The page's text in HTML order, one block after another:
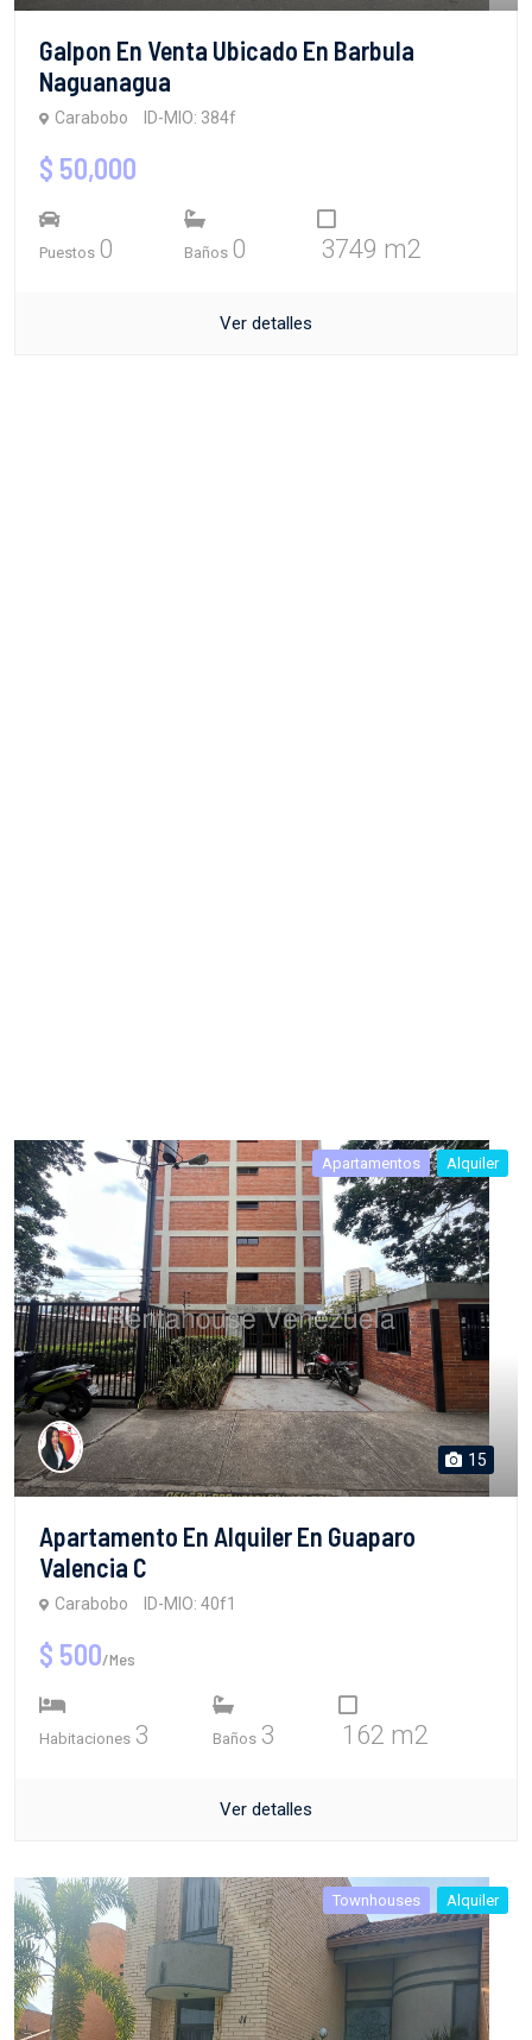
Galpon En Venta Ubicado En Barbula
Naguanagua
Carabobo ID-MIO: 384f
$ 50,000
Puestos 0 Baños 0 3749 m2
Ver detalles
Apartamentos Alquiler
15
Apartamento En Alquiler En Guaparo
Valencia C
Carabobo ID-MIO: 40f1
$ 500/Mes
Habitaciones 3 Baños 3 162 m2
Ver detalles
Townhouses Alquiler